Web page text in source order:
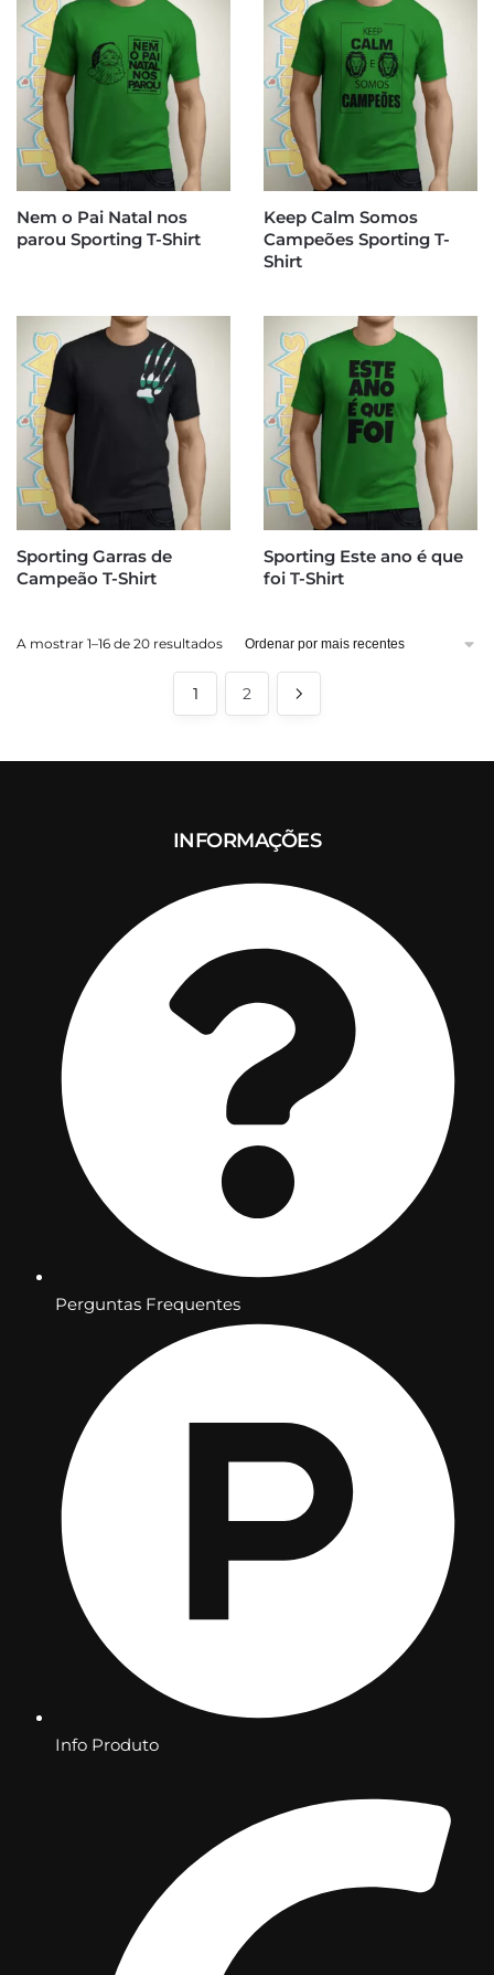
Nem o Pai Natal nos
parou Sporting T-Shirt
Keep Calm Somos
Campeões Sporting T-
Shirt
Sporting Garras de
Campeão T-Shirt
Sporting Este ano é que
foi T-Shirt
A mostrar 1–16 de 20 resultadosOrdenado
1 2
INFORMAÇÕES
Perguntas Frequentes
Info Produto